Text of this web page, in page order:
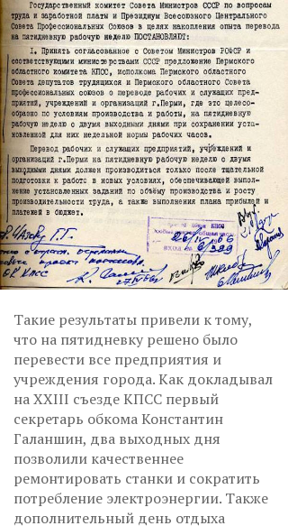
Такие результаты привели к тому,
что на пятидневку решено было
перевести все предприятия и
учреждения города. Как докладывал
на XXIII съезде КПСС первый
секретарь обкома Константин
Галаншин, два выходных дня
позволили качественнее
ремонтировать станки и сократить
потребление электроэнергии. Также
дополнительный день отдыха